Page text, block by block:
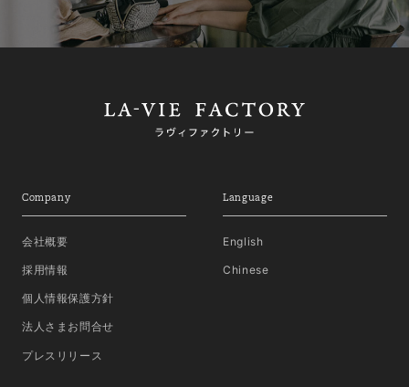
Company
会社概要
採用情報
個人情報保護方針
法人さまお問合せ
プレスリリース
Language
English
Chinese